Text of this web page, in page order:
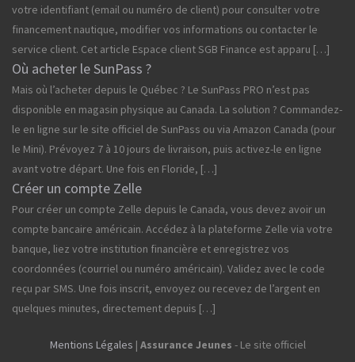
votre identifiant (email ou numéro de client) pour consulter votre
financement nautique, modifier vos informations ou contacter le
service client. Cet article Espace client SGB Finance est apparu […]
Où acheter le SunPass ?
Mais où l’acheter depuis le Québec ? Le SunPass PRO n’est pas
disponible en magasin physique au Canada. La solution ? Commandez-
le en ligne sur le site officiel de SunPass ou via Amazon Canada (pour
le Mini). Prévoyez 7 à 10 jours de livraison, puis activez-le en ligne
avant votre départ. Une fois en Floride, […]
Créer un compte Zelle
Pour créer un compte Zelle depuis le Canada, vous devez avoir un
compte bancaire américain. Accédez à la plateforme Zelle via votre
banque, liez votre institution financière et enregistrez vos
coordonnées (courriel ou numéro américain). Validez avec le code
reçu par SMS. Une fois inscrit, envoyez ou recevez de l’argent en
quelques minutes, directement depuis […]
Mentions Légales | Assurance Jeunes - Le site officiel